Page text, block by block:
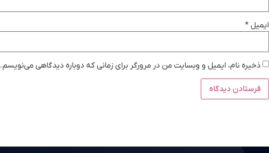
ایمیل *
ذخیره نام، ایمیل و وبسایت من در مرورگر برای زمانی که دوباره دیدگاهی می‌نویسم.